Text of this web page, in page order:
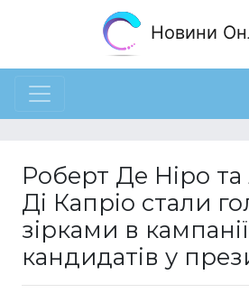
Новини
Роберт Де Ніро
Ді Капріо стали
зірками в
кандидатів у